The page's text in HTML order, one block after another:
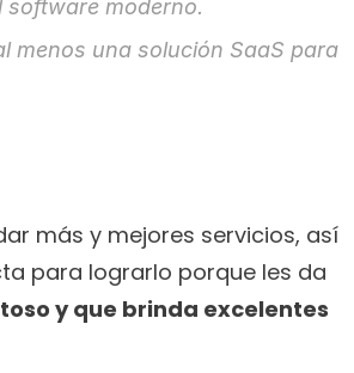
software moderno.
menos una solución SaaS para
más y mejores servicios, así
para lograrlo porque les da
y que brinda excelentes